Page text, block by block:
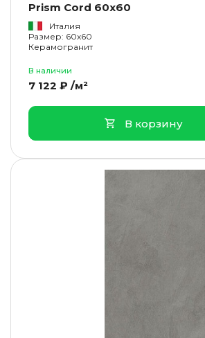
Prism Cord 60x60
Италия
Размер: 60x60
Керамогранит
В наличии
7 122 ₽ /м²
В корзину